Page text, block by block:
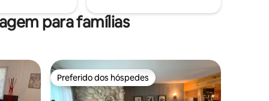
para famílias
hóspedes Preferido dos hóspedes
Preferido dos hóspedes